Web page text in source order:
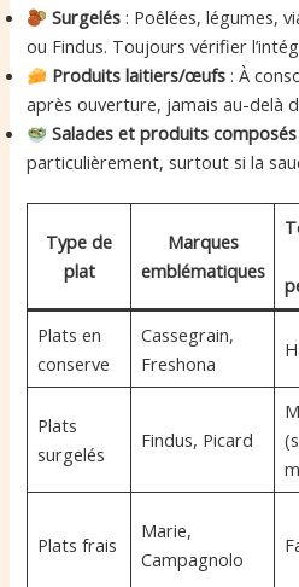
Surgelés : Poêlées, légumes,
ou Findus. Toujours vérifier
Produits laitiers/œufs : À
après ouverture, jamais au-delà
Salades et produits composés
particulièrement, surtout si la
Type de
plat
Marques
emblématiques
Plats en
conserve
Cassegrain,
Freshona
Plats
surgelés
Findus, Picard
Plats frais
Marie,
Campagnolo